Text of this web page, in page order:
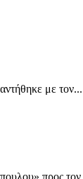
με τον...
προς